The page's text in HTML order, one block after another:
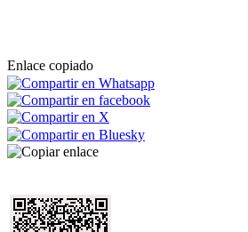
Enlace copiado